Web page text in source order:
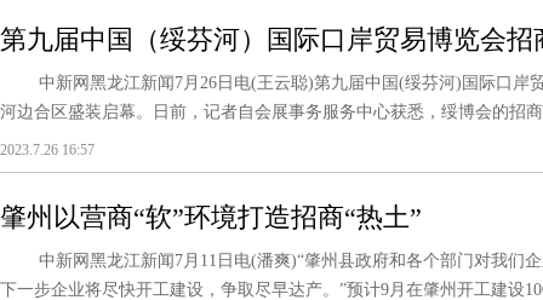
第九届中国（绥芬河）国际口岸贸易博览会
中新网黑龙江新闻7月26日电(王云聪)第九届中国(绥芬河)国际口岸
河边合区盛装启幕。日前，记者自会展事务服务中心获悉，绥博会的招
2023.7.26 16:57
肇州以营商“软”环境打造招商“热土”
中新网黑龙江新闻7月11日电(潘爽)“肇州县政府和各个部门对我们企
下一步企业将尽快开工建设，争取尽早达产。”预计9月在肇州开工建设